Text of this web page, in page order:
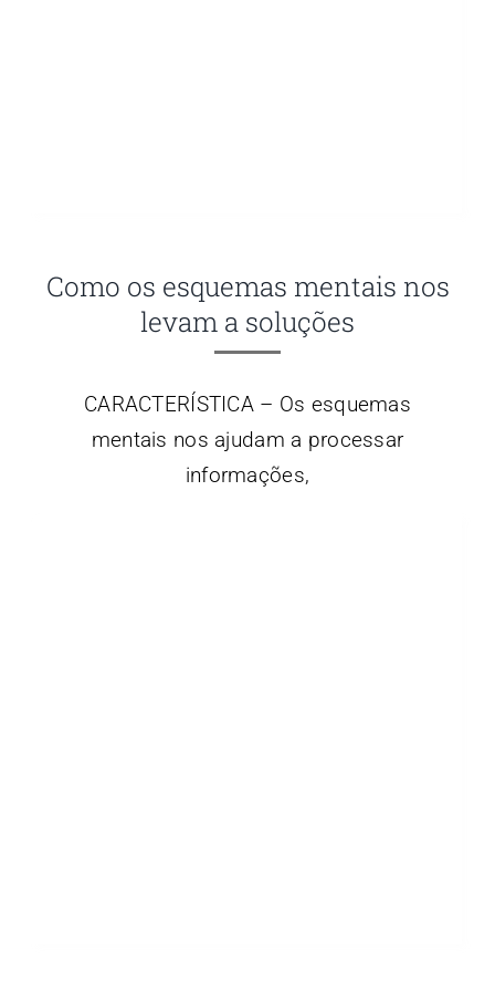
Como os esquemas mentais nos
levam a soluções
CARACTERÍSTICA – Os esquemas
mentais nos ajudam a processar
informações,